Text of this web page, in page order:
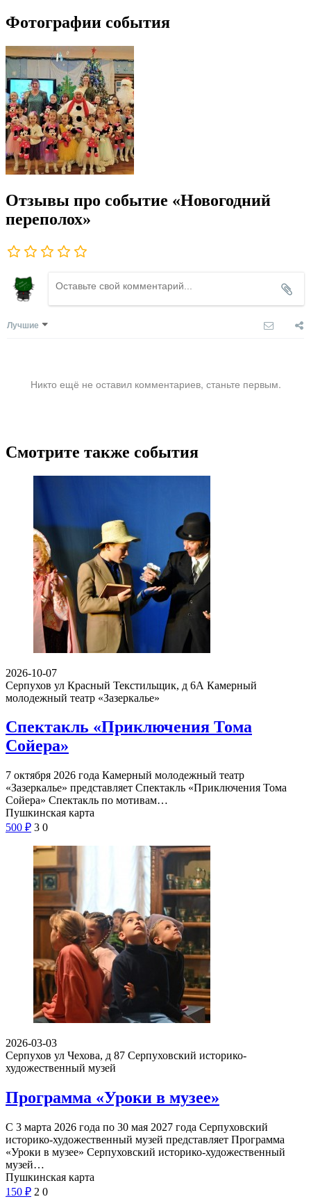
Фотографии события
Отзывы про событие «Новогодний
переполох»
Лучшие
Никто ещё не оставил комментариев, станьте первым.
Смотрите также события
2026-10-07
Серпухов ул Красный Текстильщик, д 6А Камерный
молодежный театр «Зазеркалье»
Спектакль «Приключения Тома
Сойера»
7 октября 2026 года Камерный молодежный театр
«Зазеркалье» представляет Спектакль «Приключения Тома
Сойера» Спектакль по мотивам…
Пушкинская карта
500 ₽ 3 0
2026-03-03
Серпухов ул Чехова, д 87 Серпуховский историко-
художественный музей
Программа «Уроки в музее»
С 3 марта 2026 года по 30 мая 2027 года Серпуховский
историко-художественный музей представляет Программа
«Уроки в музее» Серпуховский историко-художественный
музей…
Пушкинская карта
150 ₽ 2 0